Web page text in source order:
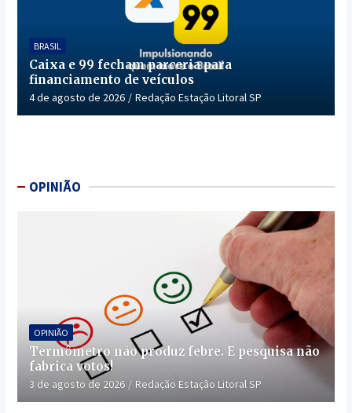
BRASIL
Caixa e 99 fecham parceria para
financiamento de veículos
4 de agosto de 2026 Redação Estação Litoral SP
OPINIÃO
OPINIÃO
Termômetro não produz febre. E pesquisa não
fabrica votos!
3 de agosto de 2026 Redação Estação Litoral SP